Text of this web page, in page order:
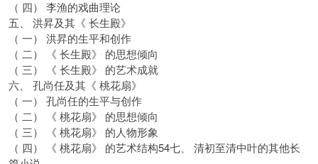
（ 四） 李渔的戏曲理论
五、 洪昇及其《 长生殿》
（ 一） 洪昇的生平和创作
（ 二） 《 长生殿》 的思想倾向
（ 三） 《 长生殿》 的艺术成就
六、 孔尚任及其《 桃花扇》
（ 一） 孔尚任的生平与创作
（ 二） 《 桃花扇》 的思想倾向
（ 三） 《 桃花扇》 的人物形象
（ 四） 《 桃花扇》 的艺术结构54七、 清初至清中叶的其他长